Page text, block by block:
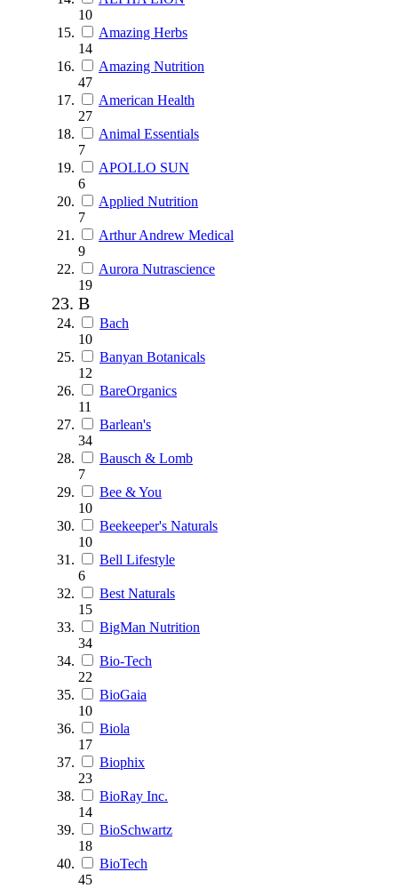
10
Amazing Herbs
14
Amazing Nutrition
47
American Health
27
Animal Essentials
7
APOLLO SUN
6
Applied Nutrition
7
Arthur Andrew Medical
9
Aurora Nutrascience
19
B
Bach
10
Banyan Botanicals
12
BareOrganics
11
Barlean's
34
Bausch & Lomb
7
Bee & You
10
Beekeeper's Naturals
10
Bell Lifestyle
6
Best Naturals
15
BigMan Nutrition
34
Bio-Tech
22
BioGaia
10
Biola
17
Biophix
23
BioRay Inc.
14
BioSchwartz
18
BioTech
45